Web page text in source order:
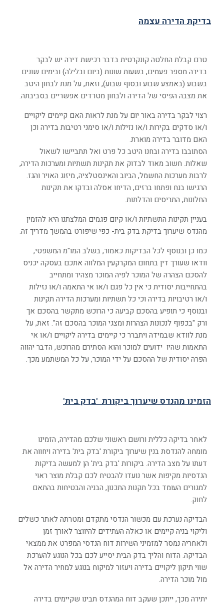
בדיקת הדירה עצמה
טרם קבלת החלטה קונקרטית בדבר רכישת דירה יש לבקר
בדירה מספר פעמים, בשעות שונות (ביום ובלילה) ובימים שונים
בשבוע (באמצע שבוע ובסוף שבוע), וזאת, על מנת לבחון היטב
את מצבה הפיסי של הדירה ולבחון מטרדים אפשריים בסביבתה.
רצוי לבקר בדירה באור יום על מנת לראות האם קיימים ליקויים
ו/או סדקים בקירות ו/או נזילות ו/או סימני רטיבות בדירה וכן
האם מדובר בדירה מוארת.
הסתובבו בדירה ובחנו היטב כל פרט ואל תתביישו לשאול
שאלות. חשוב מאוד לבדוק את תקינות תשתיות ומערכות הדירה,
לרבות מערכות החשמל, הביוב והאינסטלציה, מיזוג האויר והגז.
הרגישו בנח ופתחו ברזים, הדיחו אסלה ובדקו את תקינות
החלונות, התריסים והדלתות.
בעניין תקינות התשתיות ו/או קיום פגמים המלצתנו היא להזמין
מהנדס שיערוך בדיקת בדק בית- כפי שיפורט בהמשך מדריך זה.
כמו כן ובנוסף לכל הבדיקות כאמור, בשלב המו"מ המשפטי,
וודאו שעורך דין בתחום המקרקעין המלווה אתכם בעסקה יכניס
להסכם הצהרה של המוכר לפיה המוכר מצהיר ומתחייב
בהתחייבות יסודית כי אין כל פגם ו/או אי התאמה ו/או נזילות
ו/או רטיבויות בדירה וכי כל תשתיות ומערכות הדירה תקינות
ובנוסף כי תופיע בהסכם קביעה כי הרוכש מתקשר בהסכם אך
ורק "בכפוף לנכונות הצהרות ומצגי המוכר בהסכם זה". זאת, על
מנת לוודא שבמידה ויתברר כי קיימים בדירה ליקויים ו/או אי
התאמות שהיו ידועים למוכר והוא הסתירם מהרוכש, הדבר יהווה
הפרה יסודית של ההסכם על ידי המוכר, על כל המשתמע מכך.
הזמינו מהנדס שיערוך ביקורת 'בדק בית'
לאחר בדיקה כללית ורושם ראשוני שלכם מהדירה, הזמינו
מומחה להנדסת בנין שיערוך ביקורת 'בדק בית' בדירה ויחווה את
דעתו על מצב הדירה. ביקורות 'בדק בית' הן למעשה בדיקות
הנדסיות מקיפות אשר נועדו להבטיח לכם קבלת מוצר ראוי
למגורים העומד בכל תקנות התכנון, הבניה והבטיחות בהתאם
לחוק.
הבדיקה נערכת עם מכשור הנדסי מתקדם ומטרתה לאתר כשלים
וליקוי בניה קיימים או כאלה העתידים להיווצר לאורך זמן
ולאחריה נמסר למזמיני השירות דוח הנדסי המפרט את ממצאי
הבדיקה. הדוח והליך בדק הבית יסייע לכם בכל הנוגע להערכת
שווי תיקון ליקויים בדירה ויעזור למיקוח בנוגע למחיר הדירה אל
מול מוכר הדירה.
יתירה מכך, ייתכן שעקב דוח המהנדס תבינו שקיימים בדירה